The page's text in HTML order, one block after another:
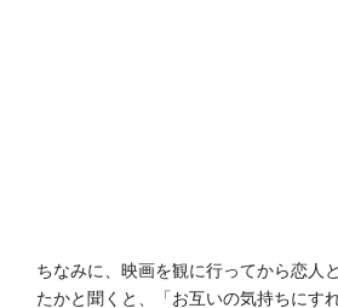
ちなみに、映画を観に行ってから恋人
たかと聞くと、「お互いの気持ちにす